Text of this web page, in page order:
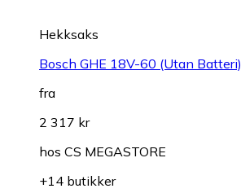
Hekksaks
Bosch GHE 18V-60 (Utan Batteri)
fra
2 317 kr
hos CS MEGASTORE
+14 butikker